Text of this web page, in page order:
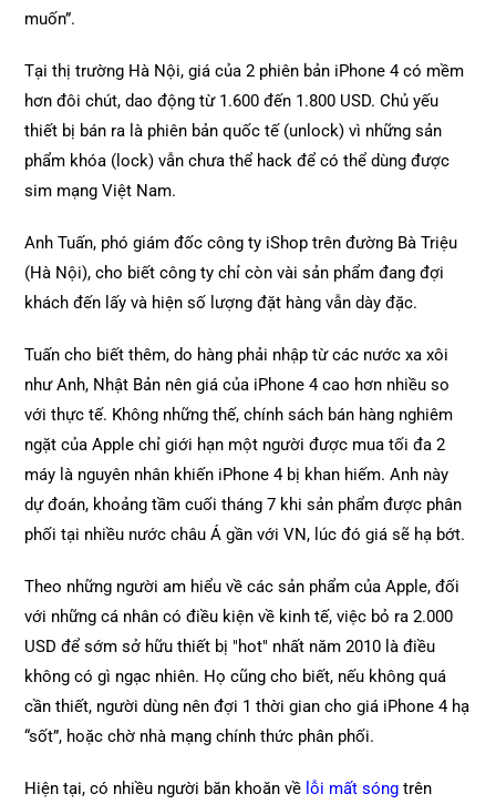
muốn”.
Tại thị trường Hà Nội, giá của 2 phiên bản iPhone 4 có mềm
hơn đôi chút, dao động từ 1.600 đến 1.800 USD. Chủ yếu
thiết bị bán ra là phiên bản quốc tế (unlock) vì những sản
phẩm khóa (lock) vẫn chưa thể hack để có thể dùng được
sim mạng Việt Nam.
Anh Tuấn, phó giám đốc công ty iShop trên đường Bà Triệu
(Hà Nội), cho biết công ty chỉ còn vài sản phẩm đang đợi
khách đến lấy và hiện số lượng đặt hàng vẫn dày đặc.
Tuấn cho biết thêm, do hàng phải nhập từ các nước xa xôi
như Anh, Nhật Bản nên giá của iPhone 4 cao hơn nhiều so
với thực tế. Không những thế, chính sách bán hàng nghiêm
ngặt của Apple chỉ giới hạn một người được mua tối đa 2
máy là nguyên nhân khiến iPhone 4 bị khan hiếm. Anh này
dự đoán, khoảng tầm cuối tháng 7 khi sản phẩm được phân
phối tại nhiều nước châu Á gần với VN, lúc đó giá sẽ hạ bớt.
Theo những người am hiểu về các sản phẩm của Apple, đối
với những cá nhân có điều kiện về kinh tế, việc bỏ ra 2.000
USD để sớm sở hữu thiết bị "hot" nhất năm 2010 là điều
không có gì ngạc nhiên. Họ cũng cho biết, nếu không quá
cần thiết, người dùng nên đợi 1 thời gian cho giá iPhone 4 hạ
“sốt”, hoặc chờ nhà mạng chính thức phân phối.
Hiện tại, có nhiều người băn khoăn về lỗi mất sóng trên